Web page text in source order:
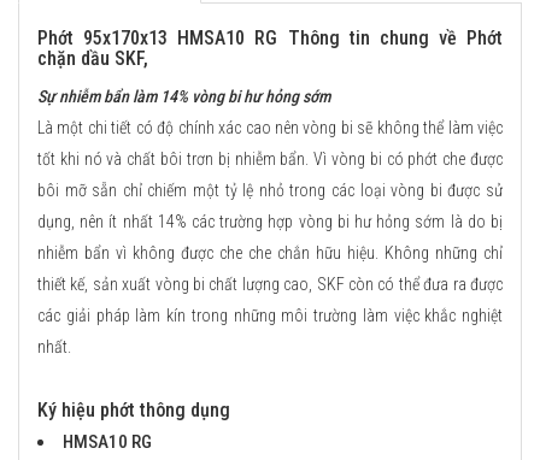
Phớt 95x170x13 HMSA10 RG Thông tin chung về Phớt
chặn dầu SKF,
Sự nhiễm bẩn làm 14% vòng bi hư hỏng sớm
Là một chi tiết có độ chính xác cao nên vòng bi sẽ không thể làm việc
tốt khi nó và chất bôi trơn bị nhiễm bẩn. Vì vòng bi có phớt che được
bôi mỡ sẵn chỉ chiếm một tỷ lệ nhỏ trong các loại vòng bi được sử
dụng, nên ít nhất 14% các trường hợp vòng bi hư hỏng sớm là do bị
nhiễm bẩn vì không được che che chắn hữu hiệu. Không những chỉ
thiết kế, sản xuất vòng bi chất lượng cao, SKF còn có thể đưa ra được
các giải pháp làm kín trong những môi trường làm việc khắc nghiệt
nhất.
Ký hiệu phớt thông dụng
HMSA10 RG